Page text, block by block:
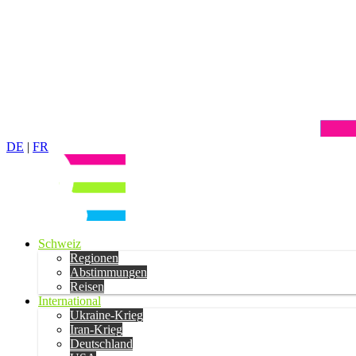
DE | FR
Schweiz
Regionen
Abstimmungen
Reisen
International
Ukraine-Krieg
Iran-Krieg
Deutschland